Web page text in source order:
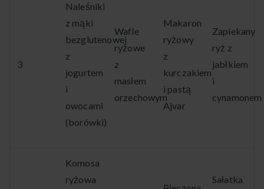
3
Naleśniki
z mąki
bezglutenowej
z
jogurtem
i
owocami
(borówki)
Wafle
ryżowe
z
masłem
orzechowym
Makaron
ryżowy
z
kurczakiem
i pastą
Ajvar
Zapiekany
ryż z
jabłkiem
i
cynamonem
Komosa
ryżowa
Sałatka